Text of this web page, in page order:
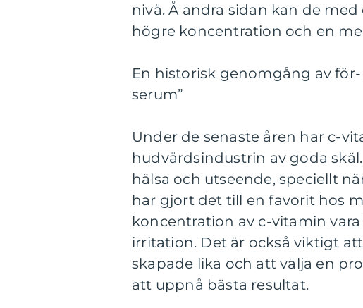
nivå. Å andra sidan kan de
högre koncentration och en
En historisk genomgång av
serum”
Under de senaste åren har c-
hudvårdsindustrin av goda
hälsa och utseende, speciellt
har gjort det till en favorit hos
koncentration av c-vitamin
irritation. Det är också viktigt
skapade lika och att välja en
att uppnå bästa resultat.